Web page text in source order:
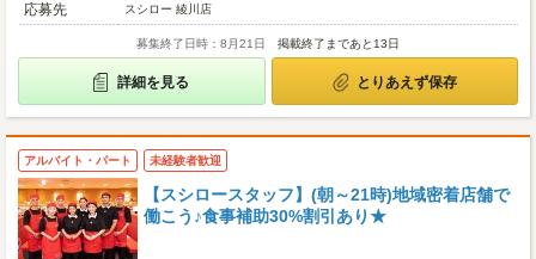
応募先
スシロー 綾川店
募集終了日時：8月21日 掲載終了まであと13日
詳細を見る とりあえず保存
アルバイト・パート 未経験者歓迎
【スシロースタッフ】(朝～21時)地域密着店舗で
働こう♪食事補助30%割引あり★